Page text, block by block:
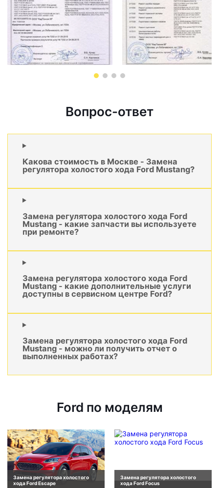
Вопрос-ответ
Какова стоимость в Москве - Замена
регулятора холостого хода Ford Mustang?
Замена регулятора холостого хода Ford
Mustang - какие запчасти вы используете
при ремонте?
Замена регулятора холостого хода Ford
Mustang - какие дополнительные услуги
доступны в сервисном центре Ford?
Замена регулятора холостого хода Ford
Mustang - можно ли получить отчет о
выполненных работах?
Ford по моделям
Замена регулятора холостого
хода Ford Escape
Замена регулятора холостого
хода Ford Focus